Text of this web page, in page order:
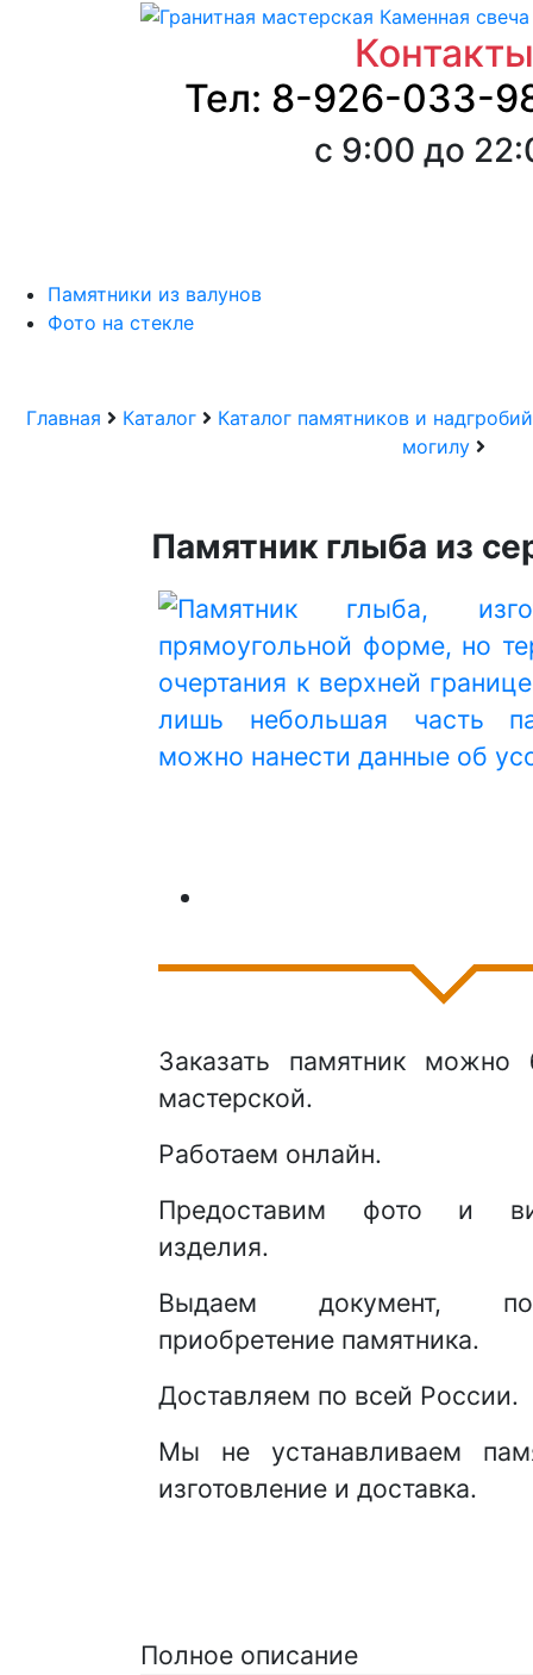
Контакты
Тел: 8-926-033-
с 9:00 до
Памятники из валунов
Фото на стекле
Главная Каталог
Каталог памятников и
могилу
Памятник глыба из
Заказать памятник можно
мастерской.
Работаем онлайн.
Предоставим фото и
изделия.
Выдаем документ,
приобретение памятника.
Доставляем по всей России.
Мы не устанавливаем
изготовление и доставка.
Полное описание